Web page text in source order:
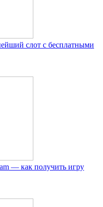
слот с бесплатными
— как получить игру